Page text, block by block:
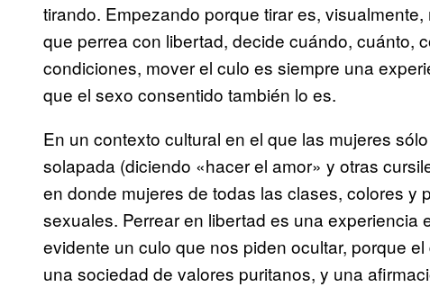
tirando. Empezando porque tirar es,
que perrea con libertad, decide cuándo, cuánto,
condiciones, mover el culo es siempre una
que el sexo consentido también lo es.
En un contexto cultural en el que las mujeres
solapada (diciendo «hacer el amor» y otras
en donde mujeres de todas las clases, colores y
sexuales. Perrear en libertad es una
evidente un culo que nos piden ocultar, porque
una sociedad de valores puritanos, y una